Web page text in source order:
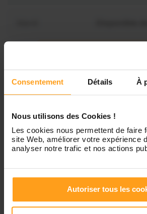
Consentement Détails À
Nous utilisons des Cookies !
Les cookies nous permettent de faire
site Web, améliorer votre expérience
analyser notre trafic et nos actions
Autoriser tous les
Disponible
Jeudi Disponible
Vendredi Disponible
Samedi Disponible
disponibilités de